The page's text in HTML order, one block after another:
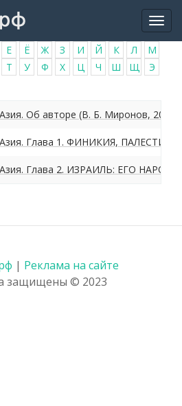
Е Ё Ж З И Й К Л
М
Т У Ф Х Ц Ч Ш Щ
Э
Об авторе (В. Б. Миронов, 2006)
Азия. Глава 1. ФИНИКИЯ,
Азия. Глава 2. ИЗРАИЛЬ: ЕГО
| Реклама на сайте
защищены © 2023